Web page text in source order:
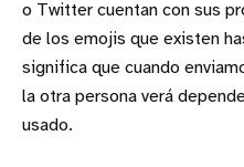
o Twitter cuentan con sus
de los emojis que existen
significa que cuando
la otra persona verá
usado.